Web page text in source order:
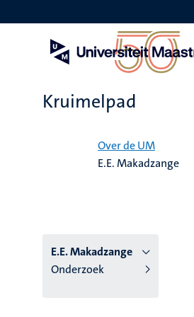
en
Kruimelpad
Over de UM
E.E. Makadzange
E.E. Makadzange
Onderzoek